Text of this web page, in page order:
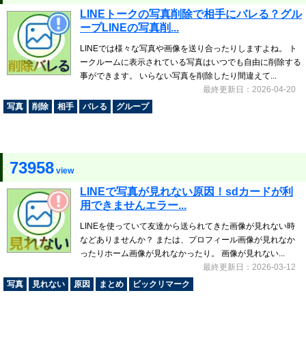
LINEトークの写真削除で相手にバレる？グル
ープLINEの写真削...
LINEでは様々な写真や画像を送り合ったりしますよね。 ト
ークルームに表示されている写真はいつでも自由に削除する
事ができます。 いらない写真を削除したり間違えて...
最終更新日：2026-04-20
写真
削除 相手 バレる グループ
73958 view
LINEで写真が見れない原因！sdカードが利
用できませんエラー...
LINEを使っていて友達から送られてきた画像が見れない時
などありませんか？ または、プロフィール画像が見れなか
ったりホーム画像が見れなかったり。 画像が見れない...
最終更新日：2026-03-12
写真
見れない 原因 まとめ ビックリマーク